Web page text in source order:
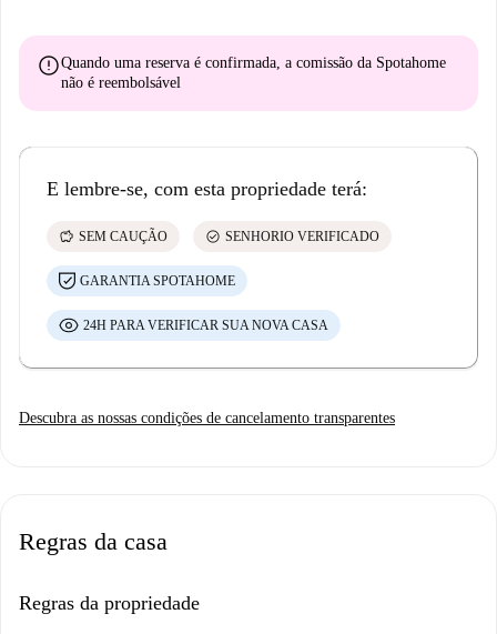
errorQuando uma reserva é confirmada, a comissão da Spotahome
não é reembolsável
E lembre-se, com esta propriedade terá:
savings SEM CAUÇÃO check_circle SENHORIO VERIFICADO
GARANTIA SPOTAHOME
24H PARA VERIFICAR SUA NOVA CASA
Descubra as nossas condições de cancelamento transparentes
Regras da casa
Regras da propriedade